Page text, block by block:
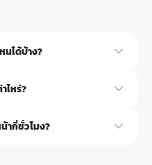
นได้บ้าง?
รงแรม ร้านอาหาร ห้องจัดเลี้ยง
ไหร่?
ตั้งภายในกรุงเทพแล้ว ไม่มีค่าใช้
ากี่ชั่วโมง?